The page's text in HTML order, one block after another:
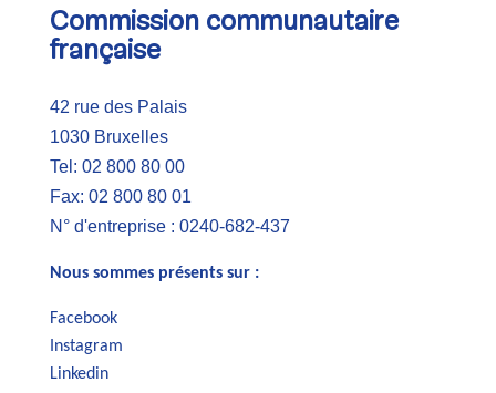
Commission communautaire
française
42 rue des Palais
1030 Bruxelles
Tel: 02 800 80 00
Fax: 02 800 80 01
N° d'entreprise : 0240-682-437
Nous sommes présents sur :
Facebook
Instagram
Linkedin